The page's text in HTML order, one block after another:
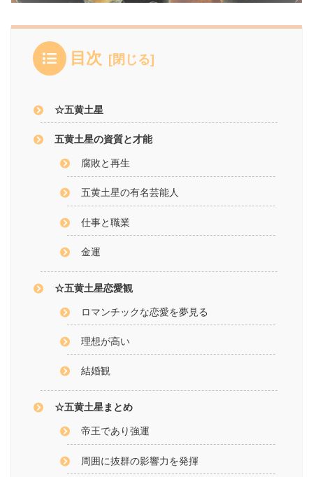
目次
☆五黄土星
五黄土星の資質と才能
腐敗と再生
五黄土星の有名芸能人
仕事と職業
金運
☆五黄土星恋愛観
ロマンチックな恋愛を夢見る
理想が高い
結婚観
☆五黄土星まとめ
帝王であり強運
周囲に抜群の影響力を発揮